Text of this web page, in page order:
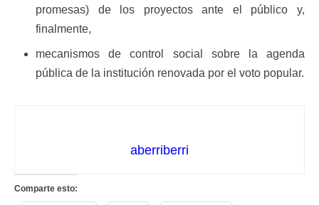
promesas) de los proyectos ante el público y,
finalmente,
mecanismos de control social sobre la agenda
pública de la institución renovada por el voto popular.
aberriberri
Comparte esto: